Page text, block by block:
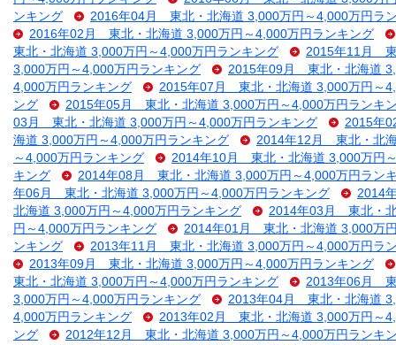
ンキング
2016年04月 東北・北海道 3,000万円～4,000万円ラ
2016年02月 東北・北海道 3,000万円～4,000万円ランキング
東北・北海道 3,000万円～4,000万円ランキング
2015年11月 東
3,000万円～4,000万円ランキング
2015年09月 東北・北海道
4,000万円ランキング
2015年07月 東北・北海道 3,000万円～
ング
2015年05月 東北・北海道 3,000万円～4,000万円ランキ
03月 東北・北海道 3,000万円～4,000万円ランキング
2015年
海道 3,000万円～4,000万円ランキング
2014年12月 東北・北
～4,000万円ランキング
2014年10月 東北・北海道 3,000万円
キング
2014年08月 東北・北海道 3,000万円～4,000万円ラン
年06月 東北・北海道 3,000万円～4,000万円ランキング
2014
北海道 3,000万円～4,000万円ランキング
2014年03月 東北・
円～4,000万円ランキング
2014年01月 東北・北海道 3,000万
ンキング
2013年11月 東北・北海道 3,000万円～4,000万円ラ
2013年09月 東北・北海道 3,000万円～4,000万円ランキング
東北・北海道 3,000万円～4,000万円ランキング
2013年06月 東
3,000万円～4,000万円ランキング
2013年04月 東北・北海道
4,000万円ランキング
2013年02月 東北・北海道 3,000万円～
ング
2012年12月 東北・北海道 3,000万円～4,000万円ランキ